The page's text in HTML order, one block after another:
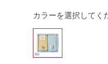
カラーを選択してく